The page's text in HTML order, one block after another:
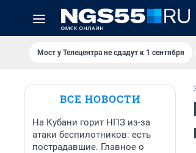
Мост у Телецентра не сдадут к 1 сентября
ВСЕ НОВОСТИ
На Кубани горит НПЗ из-за
атаки беспилотников: есть
пострадавшие. Главное о